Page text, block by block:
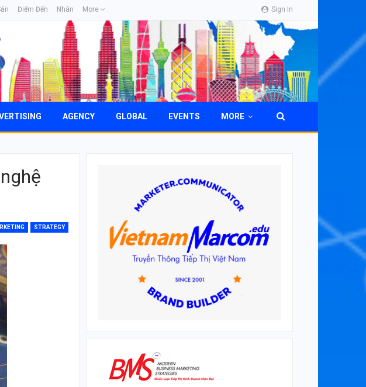
Sign In
Điểm Đến Nhân More
AGENCY GLOBAL EVENTS MORE
STRATEGY